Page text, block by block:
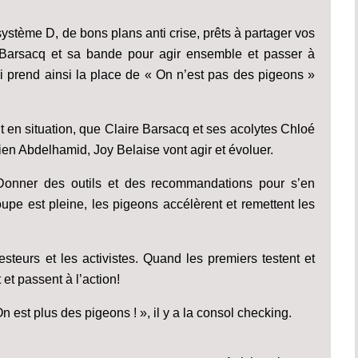
D, de bons plans anti crise, prêts à partager vos
et sa bande pour agir ensemble et passer à
ainsi la place de « On n’est pas des pigeons »
situation, que Claire Barsacq et ses acolytes Chloé
Abdelhamid, Joy Belaise vont agir et évoluer.
des outils et des recommandations pour s’en
est pleine, les pigeons accélèrent et remettent les
et les activistes. Quand les premiers testent et
passent à l’action!
plus des pigeons ! », il y a la consol checking.